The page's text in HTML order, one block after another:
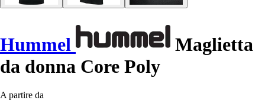
Hummel
Maglietta
da donna Core Poly
A partire da